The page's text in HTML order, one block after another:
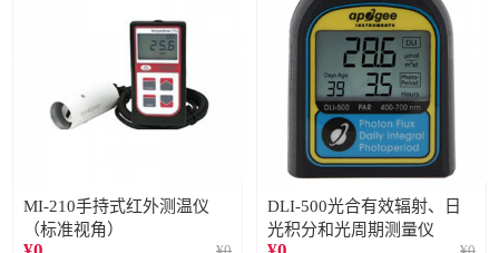
MI-210手持式红外测温仪
（标准视角）
DLI-500光合有效辐射、日
光积分和光周期测量仪